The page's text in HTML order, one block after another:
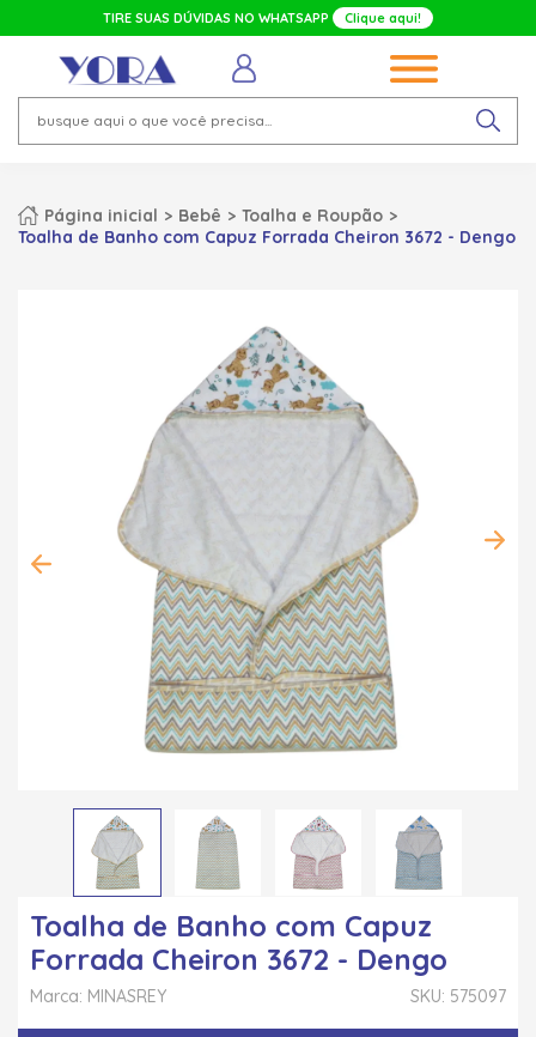
TIRE SUAS DÚVIDAS NO WHATSAPP Clique aqui!
Página inicial Bebê
Toalha e Roupão
Toalha de Banho com Capuz Forrada Cheiron 3672 - Dengo
Toalha de Banho com Capuz
Forrada Cheiron 3672 - Dengo
SKU: 575097
Marca: MINASREY